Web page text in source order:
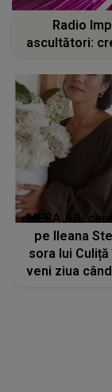
Radio
ascultători:
MESAJUL
pe Ileana
sora lui Culiță
veni ziua